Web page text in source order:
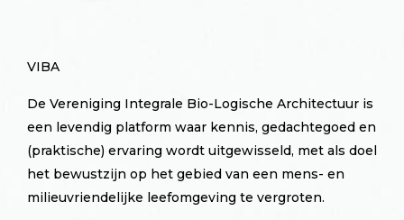
VIBA
De Vereniging Integrale Bio-Logische Architectuur is
een levendig platform waar kennis, gedachtegoed en
(praktische) ervaring wordt uitgewisseld, met als doel
het bewustzijn op het gebied van een mens- en
milieuvriendelijke leefomgeving te vergroten.